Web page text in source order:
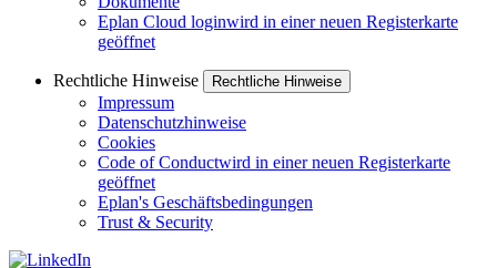
Eplan Cloud loginwird in einer neuen Registerkarte
geöffnet
Rechtliche Hinweise Rechtliche Hinweise
Impressum
Datenschutzhinweise
Cookies
Code of Conductwird in einer neuen Registerkarte
geöffnet
Eplan's Geschäftsbedingungen
Trust & Security